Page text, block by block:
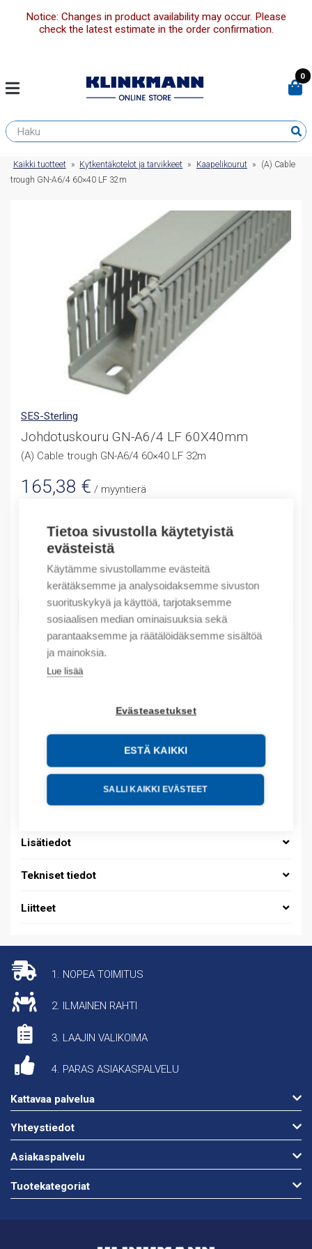
Tietoa sivustolla käytetyistä
evästeistä
Käytämme sivustollamme evästeitä
kerätäksemme ja analysoidaksemme sivuston
suorituskykyä ja käyttöä, tarjotaksemme
sosiaalisen median ominaisuuksia sekä
parantaaksemme ja räätälöidäksemme sisältöä
ja mainoksia.
Lue lisää
Evästeasetukset
ESTÄ KAIKKI
SALLI KAIKKI EVÄSTEET
Notice: Changes in product availability may occur. Please
check the latest estimate in the order confirmation.
0
Kaikki tuotteet » Kytkentäkotelot ja tarvikkeet » Kaapelikourut »
(A) Cable
trough GN-A6/4 60×40 LF 32m
SES-Sterling
Johdotuskouru GN-A6/4 LF 60X40mm
(A) Cable trough GN-A6/4 60×40 LF 32m
165,38 € / myyntierä
Varastossa
Määrä
Määrä
LISÄÄ OSTOSKORIIN
Tuotekoodit
Tilauskoodi: 08390152013
Valmistajan tuotenumero: 0839 0152 013
Sähkönumero: 1419229
Tuotteen tullikoodi: 39259020
Lisätiedot
Tekniset tiedot
Liitteet
1. NOPEA TOIMITUS
2. ILMAINEN RAHTI
3. LAAJIN VALIKOIMA
4. PARAS ASIAKASPALVELU
Kattavaa palvelua
Yhteystiedot
Asiakaspalvelu
Tuotekategoriat